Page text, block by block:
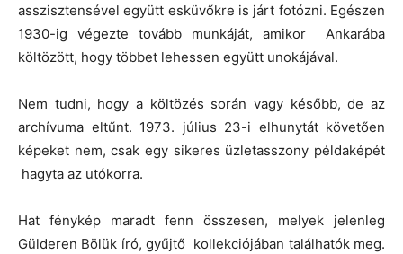
asszisztensével együtt esküvőkre is járt fotózni. Egészen
1930-ig végezte tovább munkáját, amikor Ankarába
költözött, hogy többet lehessen együtt unokájával.
Nem tudni, hogy a költözés során vagy később, de az
archívuma eltűnt. 1973. július 23-i elhunytát követően
képeket nem, csak egy sikeres üzletasszony példaképét
hagyta az utókorra.
Hat fénykép maradt fenn összesen, melyek jelenleg
Gülderen Bölük író, gyűjtő kollekciójában találhatók meg.